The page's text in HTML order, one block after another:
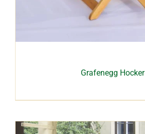
Grafenegg Hocker